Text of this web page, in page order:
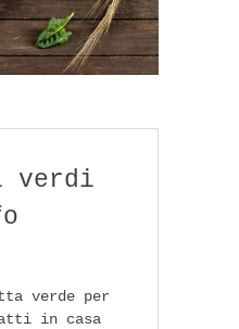
verdi
verde per
in casa